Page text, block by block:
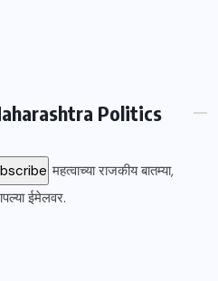
Politics
महत्वाच्या राजकीय बातम्या,
ईमेलवर.